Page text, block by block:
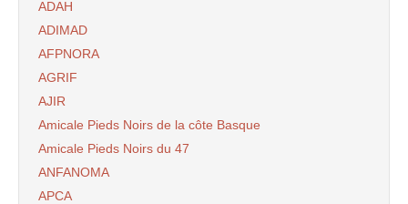
ADAH
ADIMAD
AFPNORA
AGRIF
AJIR
Amicale Pieds Noirs de la côte Basque
Amicale Pieds Noirs du 47
ANFANOMA
APCA